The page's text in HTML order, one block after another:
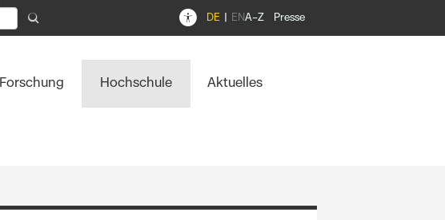
A–Z Presse
DE EN
Forschung Hochschule Aktuelles